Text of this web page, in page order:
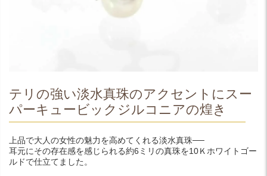
テリの強い淡水真珠のアクセントにスー
パーキュービックジルコニアの煌き
上品で大人の女性の魅力を高めてくれる淡水真珠──
耳元にその存在感を感じられる約6ミリの真珠を10Ｋホワイトゴー
ルドで仕立てました。